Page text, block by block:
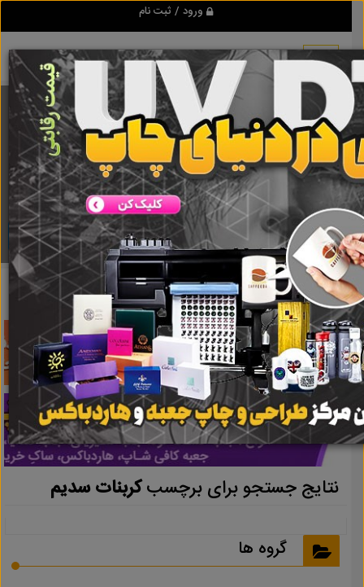
ورود / ثبت نام
برنامه اندروید تبلیغ شو
مرجع نیازمندیها و تبلیغات اینترنتی
دانلود
تبلیغ شو کربنات سدیم نتایج جستجو برای برچسبکربنات سدیم
نتایج جستجو برای برچسبکربنات سدیم
گروه ها